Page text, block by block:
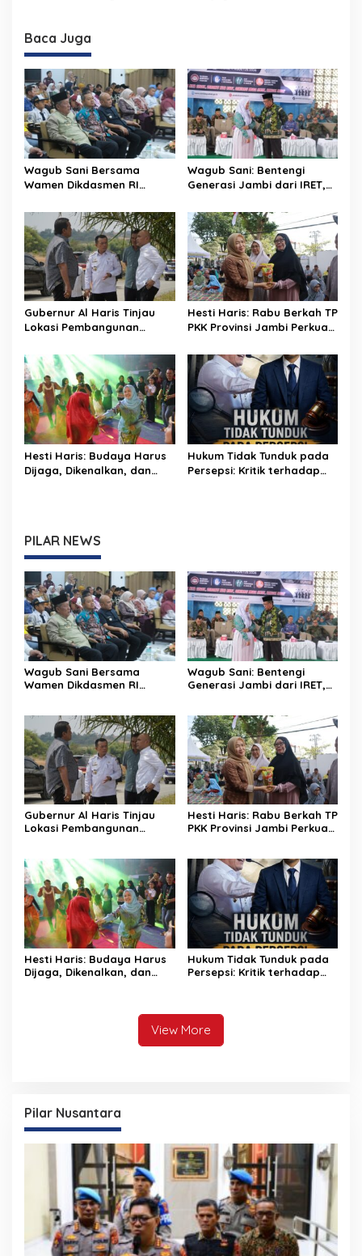
Indonesia”, Perkuat
Pelestarian Budaya dan
Baca Juga
Wagub Sani Bersama
Wamen Dikdasmen RI
Pintar, Dorong
Transformasi Digital
Pendidikan di Jambi
Wagub Sani: Bentengi
Generasi Jambi dari IRET,
Dimulai dari Sekolah
Gubernur Al Haris Tinjau
Lokasi Pembangunan
Pembangunan BTN Bungo
Green City
Hesti Haris: Rabu Berkah TP
PKK Provinsi Jambi Perkuat
Budaya Kelola Sampah
dari Rumah
Hesti Haris: Budaya Harus
Dijaga, Dikenalkan, dan
Hukum Tidak Tunduk pada
Persepsi: Kritik terhadap
PILAR NEWS
Wagub Sani Bersama
Wamen Dikdasmen RI
Transformasi Digital
Pendidikan di Jambi
Wagub Sani: Bentengi
Generasi Jambi dari IRET,
Gubernur Al Haris Tinjau
Lokasi Pembangunan
Green City
Hesti Haris: Rabu Berkah TP
PKK Provinsi Jambi Perkuat
dari Rumah
Hesti Haris: Budaya Harus
Dijaga, Dikenalkan, dan
Hukum Tidak Tunduk pada
Persepsi: Kritik terhadap
View More
Pilar Nusantara